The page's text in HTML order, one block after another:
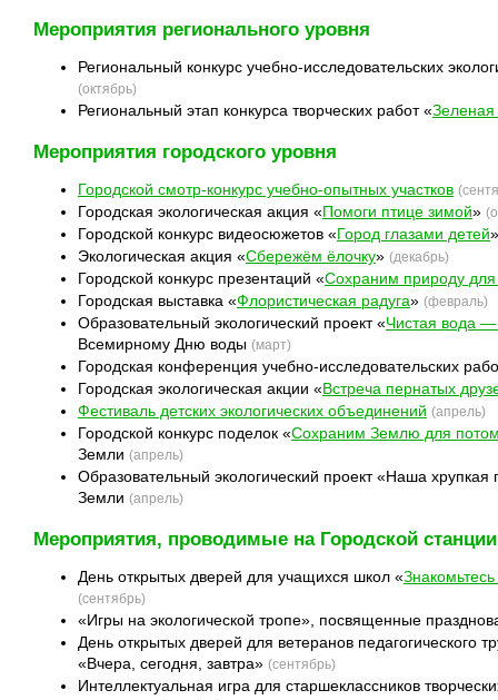
Мероприятия регионального уровня
Региональный конкурс учебно-исследовательских
(октябрь)
Региональный этап конкурса творческих работ «
Мероприятия городского уровня
Городской смотр-конкурс учебно-опытных участков
Городская экологическая акция «Помоги птице зимой»
Городской конкурс видеосюжетов «Город глазами детей
Экологическая акция «Сбережём ёлочку» (декабрь)
Городской конкурс презентаций «Сохраним природу
Городская выставка «Флористическая радуга» (февраль)
Образовательный экологический проект «Чистая вода
Всемирному Дню воды (март)
Городская конференция учебно-исследовательских
Городская экологическая акции «Встреча пернатых
Фестиваль детских экологических объединений (апрель)
Городской конкурс поделок «Сохраним Землю для
Земли (апрель)
Образовательный экологический проект «Наша
Земли (апрель)
Мероприятия, проводимые на Городской
День открытых дверей для учащихся школ «
(сентябрь)
«Игры на экологической тропе», посвященные
День открытых дверей для ветеранов
«Вчера, сегодня, завтра» (сентябрь)
Интеллектуальная игра для старшеклассников